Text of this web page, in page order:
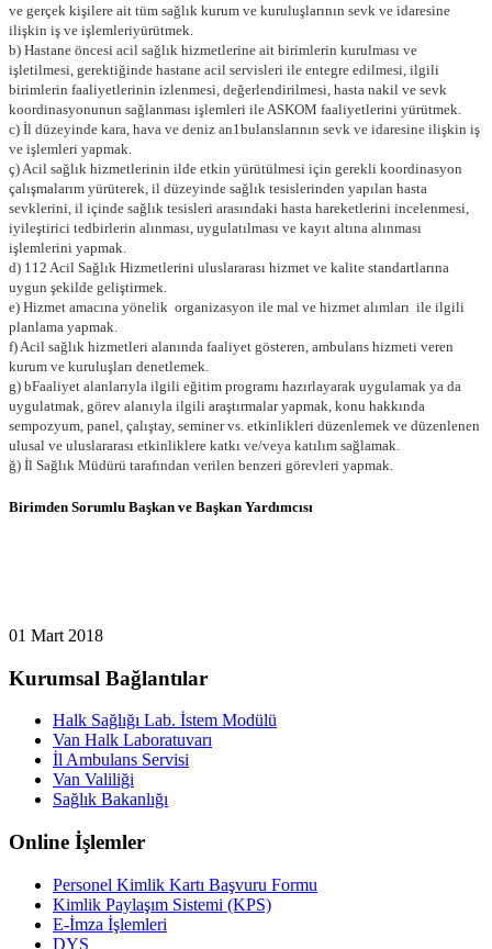
ve gerçek kişilere ait tüm sağlık kurum ve kuruluşlarının sevk ve idaresine
ilişkin iş ve işlemleriyürütmek.
b) Hastane öncesi acil sağlık hizmetlerine ait birimlerin kurulması ve
işletilmesi, gerektiğinde hastane acil servisleri ile entegre edilmesi, ilgili
birimlerin faaliyetlerinin izlenmesi, değerlendirilmesi, hasta nakil ve sevk
koordinasyonunun sağlanması işlemleri ile ASKOM faaliyetlerini yürütmek.
c) İl düzeyinde kara, hava ve deniz an1bulanslarının sevk ve idaresine ilişkin iş
ve işlemleri yapmak.
ç) Acil sağlık hizmetlerinin ilde etkin yürütülmesi için gerekli koordinasyon
çalışmalarım yürüterek, il düzeyinde sağlık tesislerinden yapılan hasta
sevklerini, il içinde sağlık tesisleri arasındaki hasta hareketlerini incelenmesi,
iyileştirici tedbirlerin alınması, uygulatılması ve kayıt altına alınması
işlemlerini yapmak.
d) 112 Acil Sağlık Hizmetlerini uluslararası hizmet ve kalite standartlarına
uygun şekilde geliştirmek.
e) Hizmet amacına yönelik organizasyon ile mal ve hizmet alımları ile ilgili
planlama yapmak.
f) Acil sağlık hizmetleri alanında faaliyet gösteren, ambulans hizmeti veren
kurum ve kuruluşları denetlemek.
g) bFaaliyet alanlarıyla ilgili eğitim programı hazırlayarak uygulamak ya da
uygulatmak, görev alanıyla ilgili araştırmalar yapmak, konu hakkında
sempozyum, panel, çalıştay, seminer vs. etkinlikleri düzenlemek ve düzenlenen
ulusal ve uluslararası etkinliklere katkı ve/veya katılım sağlamak.
ğ) İl Sağlık Müdürü tarafından verilen benzeri görevleri yapmak.
Birimden Sorumlu Başkan ve Başkan Yardımcısı
01 Mart 2018
Kurumsal Bağlantılar
Halk Sağlığı Lab. İstem Modülü
Van Halk Laboratuvarı
İl Ambulans Servisi
Van Valiliği
Sağlık Bakanlığı
Online İşlemler
Personel Kimlik Kartı Başvuru Formu
Kimlik Paylaşım Sistemi (KPS)
E-İmza İşlemleri
DYS